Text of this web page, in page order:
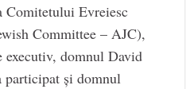
Comitetului Evreiesc
Committee – AJC),
executiv, domnul David
participat și domnul